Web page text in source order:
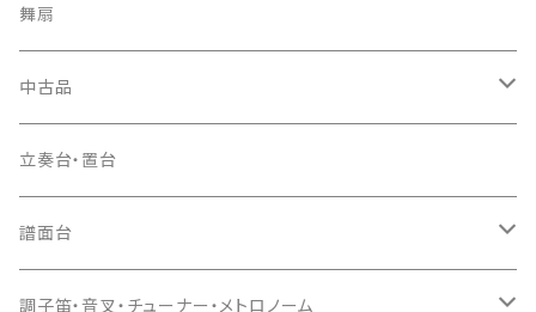
爪・爪輪
爪入
爪駒入
猫足入
爪ばさみ
ソフトケース
長袋・三ツ組袋・胴袋
胴掛
根緒
糸
(丸三) 寿糸
駒
歌口キャップ
つゆ切り
お祭り用６穴
お祭り用７穴
篠笛袋
太鼓（本体）
太鼓撥
手拍子（チャンチャン）
当り鉦
シュモク（当り鉦バチ）
舞扇
中古品
箏（本体）
三味線（本体）
立奏台・置台
譜面台
座奏用譜面台
調子笛・音叉・チューナー・メトロノーム